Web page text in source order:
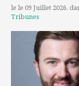
le le 09 Juillet 2026,
Tribunes